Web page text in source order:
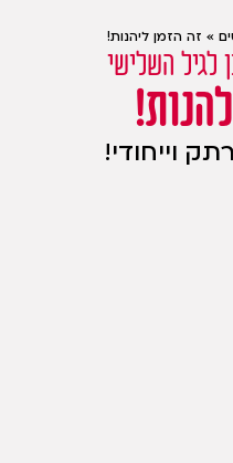
» זה הזמן ליהנות!
לגיל השלישי
וייחודי!